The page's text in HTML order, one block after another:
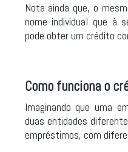
Nota ainda que, o
nome individual que à
pode obter um crédito
Como funciona o
Imaginando que uma
duas entidades
empréstimos, com